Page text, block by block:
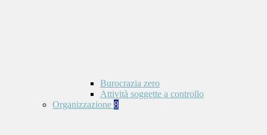
Burocrazia zero
Attività soggette a controllo
Organizzazione 8